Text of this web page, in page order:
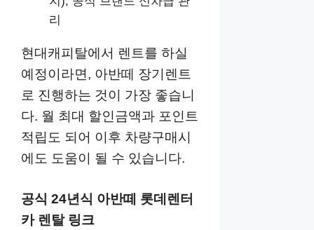
리
현대캐피탈에서 렌트를 하실
예정이라면, 아반떼 장기렌트
로 진행하는 것이 가장 좋습니
다. 월 최대 할인금액과 포인트
적립도 되어 이후 차량구매시
에도 도움이 될 수 있습니다.
공식 24년식 아반떼 롯데렌터
카 렌탈 링크